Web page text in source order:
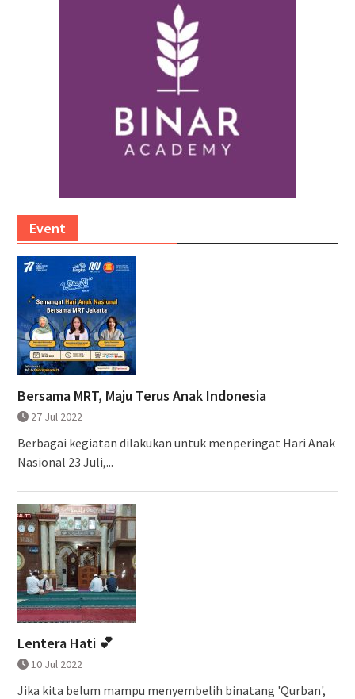
Event
Bersama MRT, Maju Terus Anak Indonesia
27 Jul 2022
Berbagai kegiatan dilakukan untuk menperingat Hari Anak
Nasional 23 Juli,...
Lentera Hati 💕
10 Jul 2022
Jika kita belum mampu menyembelih binatang 'Qurban',